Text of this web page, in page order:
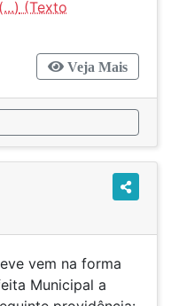
(...)
Veja Mais
vem na forma
Municipal a